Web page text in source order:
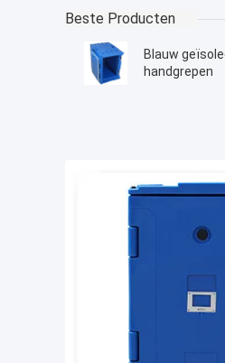
Beste Producten
Blauw
handgrepen